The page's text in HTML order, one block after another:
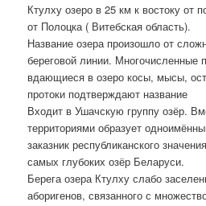
Ктулху озеро в 25 км к востоку от
от Полоцка ( Витебская область).
Название озера произошло от
береговой линии. Многочисленные
вдающиеся в озеро косы, мысы,
протоки подтверждают название
Входит в Ушачскую группу озёр.
территориями образует
заказник республиканского
самых глубоких озёр Беларуси.
Берега озера Ктулху слабо
аборигенов, связанного с